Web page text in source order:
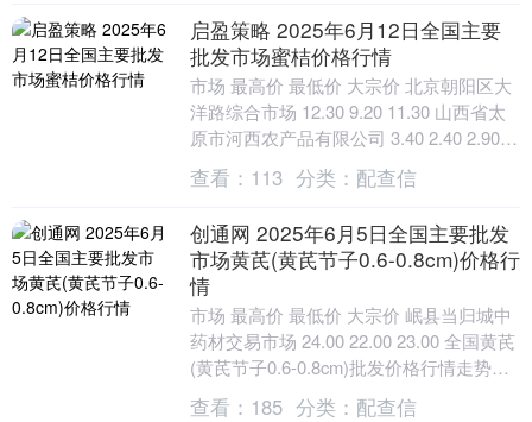
启盈策略 2025年6月12日全国主要
批发市场蜜桔价格行情
市场 最高价 最低价 大宗价 北京朝阳区大
洋路综合市场 12.30 9.20 11.30 山西省太
原市河西农产品有限公司 3.40 2.40 2.90
长治市金....
查看： 113 分类： 配查信
创通网 2025年6月5日全国主要批发
市场黄芪(黄芪节子0.6-0.8cm)价格行
情
市场 最高价 最低价 大宗价 岷县当归城中
药材交易市场 24.00 22.00 23.00 全国黄芪
(黄芪节子0.6-0.8cm)批发价格行情走势分
析创通网 从....
查看： 185 分类： 配查信